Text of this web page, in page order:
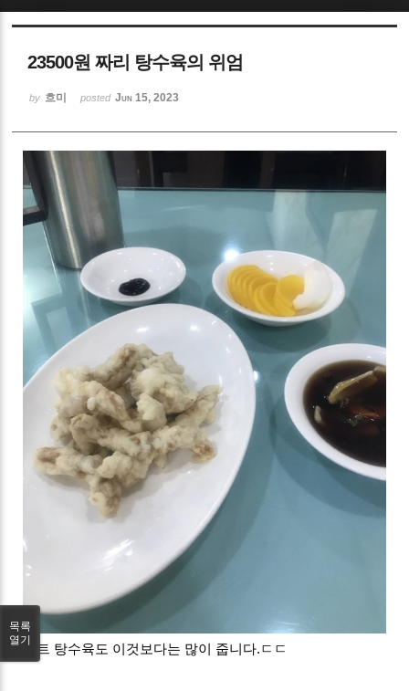
23500원 짜리 탕수육의 위엄
by 흐미 posted Jun 15, 2023
셋트 탕수육도 이것보다는 많이 줍니다.ㄷㄷ
목록
열기
Sketchbook5, 스케치북5
Sketchbook5, 스케치북5